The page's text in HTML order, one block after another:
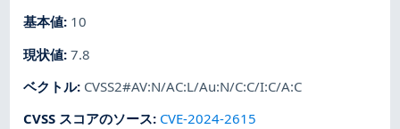
基本値: 10
現状値:7.8
ベクトル: CVSS2#AV:N/AC:L/Au:N/C:C/I:C/A:C
CVSS スコアのソース: CVE-2024-2615